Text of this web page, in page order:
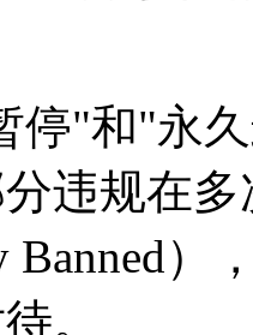
停"和"永
违规在
Banned
。